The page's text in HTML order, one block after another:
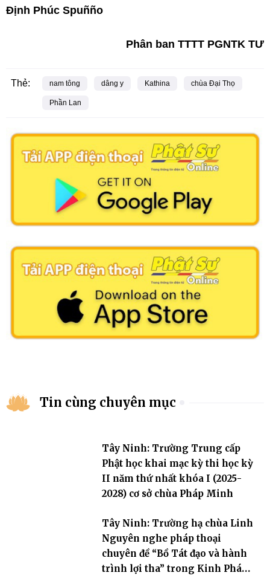
Định Phúc Spuñño
Phân ban TTTT PGNTK TƯ
Thẻ: nam tông dâng y Kathina chùa Đại Thọ
Phần Lan
Tin cùng chuyên mục
Tây Ninh: Trường Trung cấp
Phật học khai mạc kỳ thi học kỳ
II năm thứ nhất khóa I (2025-
2028) cơ sở chùa Pháp Minh
Tây Ninh: Trường hạ chùa Linh
Nguyên nghe pháp thoại
chuyên đề “Bồ Tát đạo và hành
trình lợi tha” trong Kinh Pháp